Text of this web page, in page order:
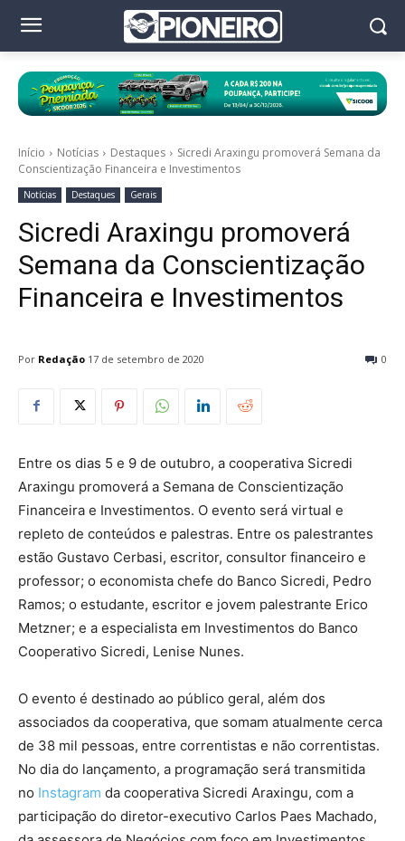
Início Notícias Destaques
Sicredi Araxingu promoverá Semana da
Conscientização Financeira e Investimentos
Notícias Destaques Gerais
Sicredi Araxingu promoverá
Semana da Conscientização
Financeira e Investimentos
Por Redação 0
17 de setembro de 2020
Entre os dias 5 e 9 de outubro, a cooperativa Sicredi
Araxingu promoverá a Semana de Conscientização
Financeira e Investimentos. O evento será virtual e
repleto de conteúdos e palestras. Entre os palestrantes
estão Gustavo Cerbasi, escritor, consultor financeiro e
professor; o economista chefe do Banco Sicredi, Pedro
Ramos; o estudante, escritor e jovem palestrante Erico
Metzner; e a especialista em Investimentos do Banco
Cooperativo Sicredi, Lenise Nunes.
O evento é destinado ao público geral, além dos
associados da cooperativa, que somam atualmente cerca
de 38 mil pessoas, entre correntistas e não correntistas.
No dia do lançamento, a programação será transmitida
no Instagram da cooperativa Sicredi Araxingu, com a
participação do diretor-executivo Carlos Paes Machado,